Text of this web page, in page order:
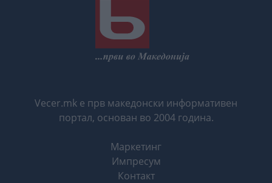
Vecer.mk е прв македонски информативен
портал, основан во 2004 година.
Маркетинг
Импресум
Контакт